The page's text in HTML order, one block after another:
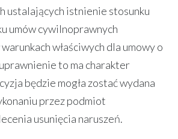
ustalających istnienie stosunku
umów cywilnoprawnych
właściwych dla umowy o
to ma charakter
będzie mogła zostać wydana
przez podmiot
usunięcia naruszeń.